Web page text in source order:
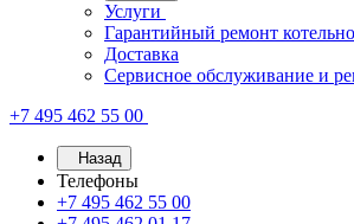
Услуги
Гарантийный ремонт
Доставка
Сервисное обслуживание и
+7 495 462 55 00
Назад
Телефоны
+7 495 462 55 00